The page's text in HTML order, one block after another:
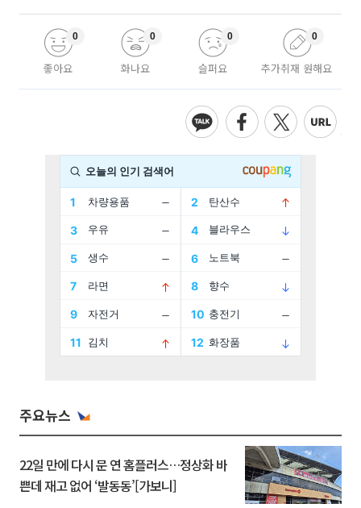
좋아요
0
화나요
0
슬퍼요
0
추가취재 원해요
0
주요뉴스
22일 만에 다시 문 연 홈플러스…정상화 바
쁜데 재고 없어 ‘발동동’[가보니]